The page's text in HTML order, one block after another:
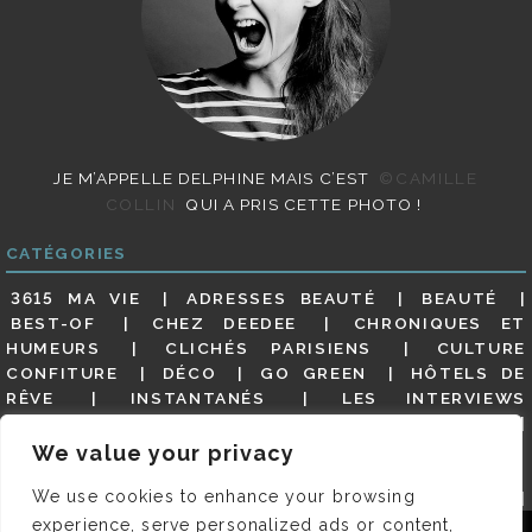
We value your privacy
We use cookies to enhance your browsing
experience, serve personalized ads or content,
JE M’APPELLE DELPHINE MAIS C’EST
©CAMILLE
COLLIN
QUI A PRIS CETTE PHOTO !
CATÉGORIES
3615 MA VIE ADRESSES BEAUTÉ
BEAUTÉ
BEST-OF
CHEZ DEEDEE
CHRONIQUES ET
HUMEURS
CLICHÉS PARISIENS
CULTURE
CONFITURE
DÉCO GO GREEN
HÔTELS DE
RÊVE
INSTANTANÉS
LES INTERVIEWS
MES ADRESSES
MODE NON CLASSÉ
GUIDE
PARIS EN PHOTOS
RESTAURANTS
REVUE DE PRESSE DÉTAILLÉE, SIOU PLAIT